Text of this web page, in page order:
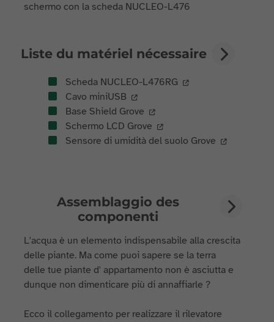
schermo con la scheda NUCLEO-L476
Liste du matériel nécessaire
Scheda NUCLEO-L476RG
Cavo miniUSB
Base Shield Grove
Schermo LCD Grove
Sensore di umidità del suolo Grove
Assemblaggio des
componenti
L'acqua è un elemento indispensabile alla crescita
delle piante. Ma come puoi sapere se la terra
delle tue piante d' appartamento non è asciutta e
dunque non dimenticare più di annaffiarle ?
Ecco il collegamento per realizzare il rilevatore